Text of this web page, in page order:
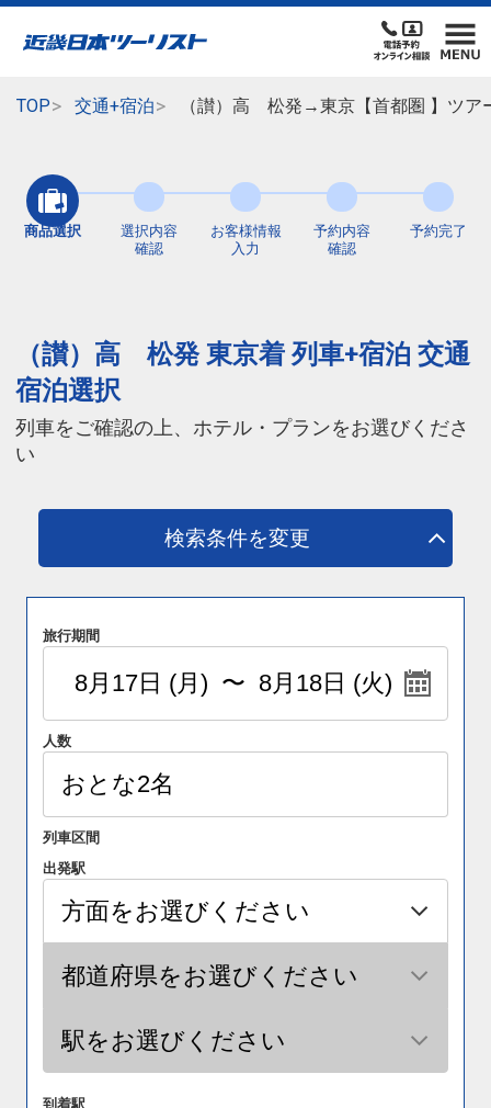
TOP 交通+宿泊 （讃）高 松発→東京【首都圏 】ツア
商品選択
選択内容
確認
お客様情報
入力
予約内容
確認
予約完了
（讃）高 松発 東京着 列車+宿泊 交通
宿泊選択
列車をご確認の上、ホテル・プランをお選びくださ
い
検索条件を変更
旅行期間
人数
列車区間
出発駅
到着駅